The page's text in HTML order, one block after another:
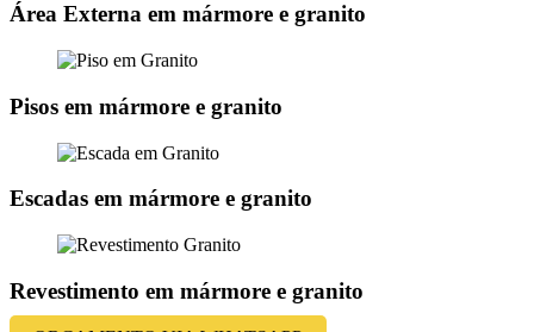
Área Externa em mármore e granito
Pisos em mármore e granito
Escadas em mármore e granito
Revestimento em mármore e granito